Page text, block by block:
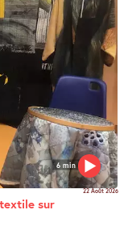
6 min
22 Août 2026
sur